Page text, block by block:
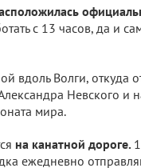
с 13 часов, да и
вдоль Волги, откуда
Невского и
мира.
на канатной дороге.
ежедневно